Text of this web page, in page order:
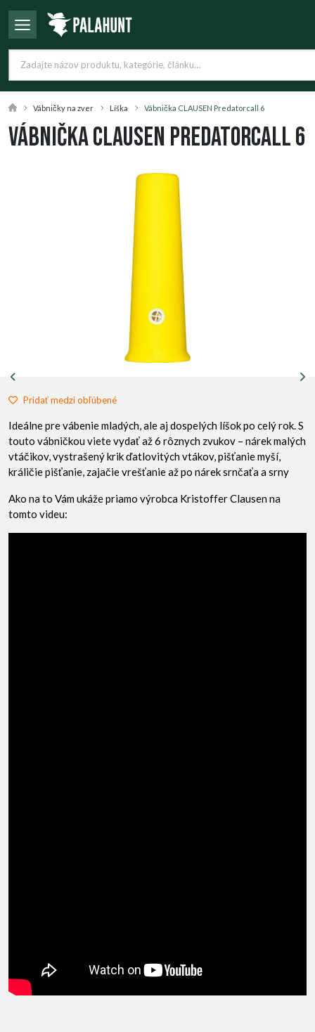
Vábničky na zver Líška Vábnička CLAUSEN Predatorcall 6
Vábnička CLAUSEN Predatorcall 6
Pridať medzi obľúbené
Ideálne pre vábenie mladých, ale aj dospelých líšok po celý rok. S
touto vábničkou viete vydať až 6 rôznych zvukov – nárek malých
vtáčikov, vystrašený krik ďatlovitých vtákov, pišťanie myší,
králičie pišťanie, zajačie vrešťanie až po nárek srnčaťa a srny
Ako na to Vám ukáže priamo výrobca Kristoffer Clausen na
tomto videu: